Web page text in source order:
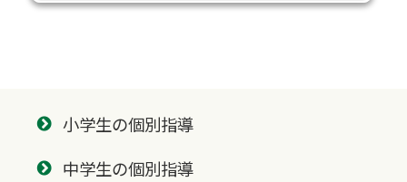
小学生の個別指導
中学生の個別指導